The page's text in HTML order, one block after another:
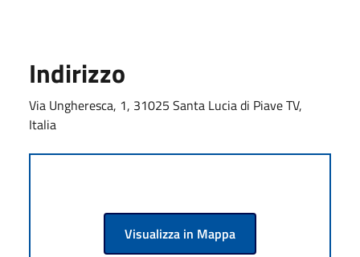
Indirizzo
Via Ungheresca, 1, 31025 Santa Lucia di Piave TV,
Italia
Visualizza in Mappa